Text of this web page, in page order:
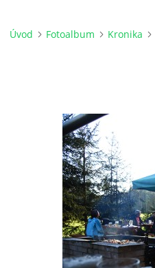
Úvod Fotoalbum Kronika